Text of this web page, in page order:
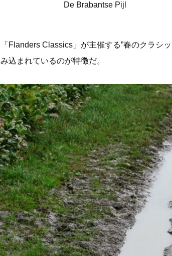
De Brabantse Pijl
「Flanders Classics」が主催する”春のクラシ
み込まれているのが特徴だ。